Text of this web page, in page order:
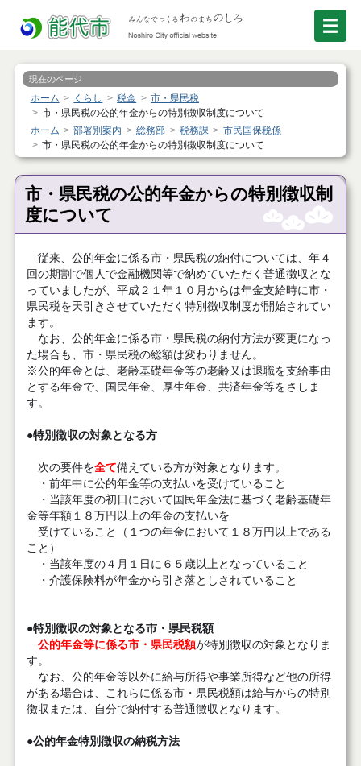
現在のページ
ホーム くらし 税金
市・県民税
市・県民税の公的年金からの特別徴収制度について
ホーム
部署別案内 総務部 税務課
市民国保税係
市・県民税の公的年金からの特別徴収制度について
市・県民税の公的年金からの特別徴収制
度について
従来、公的年金に係る市・県民税の納付については、年４
回の期割で個人で金融機関等で納めていただく普通徴収とな
っていましたが、平成２１年１０月からは年金支給時に市・
県民税を天引きさせていただく特別徴収制度が開始されてい
ます。
なお、公的年金に係る市・県民税の納付方法が変更になっ
た場合も、市・県民税の総額は変わりません。
※公的年金とは、老齢基礎年金等の老齢又は退職を支給事由
とする年金で、国民年金、厚生年金、共済年金等をさしま
す。
●特別徴収の対象となる方
次の要件を全て備えている方が対象となります。
・前年中に公的年金等の支払いを受けていること
・当該年度の初日において国民年金法に基づく老齢基礎年
金等年額１８万円以上の年金の支払いを
受けていること（１つの年金において１８万円以上である
こと）
・当該年度の４月１日に６５歳以上となっていること
・介護保険料が年金から引き落としされていること
●特別徴収の対象となる市・県民税額
公的年金等に係る市・県民税額が特別徴収の対象となりま
す。
なお、公的年金等以外に給与所得や事業所得など他の所得
がある場合は、これらに係る市・県民税額は給与からの特別
徴収または、自分で納付する普通徴収となります。
●公的年金特別徴収の納税方法